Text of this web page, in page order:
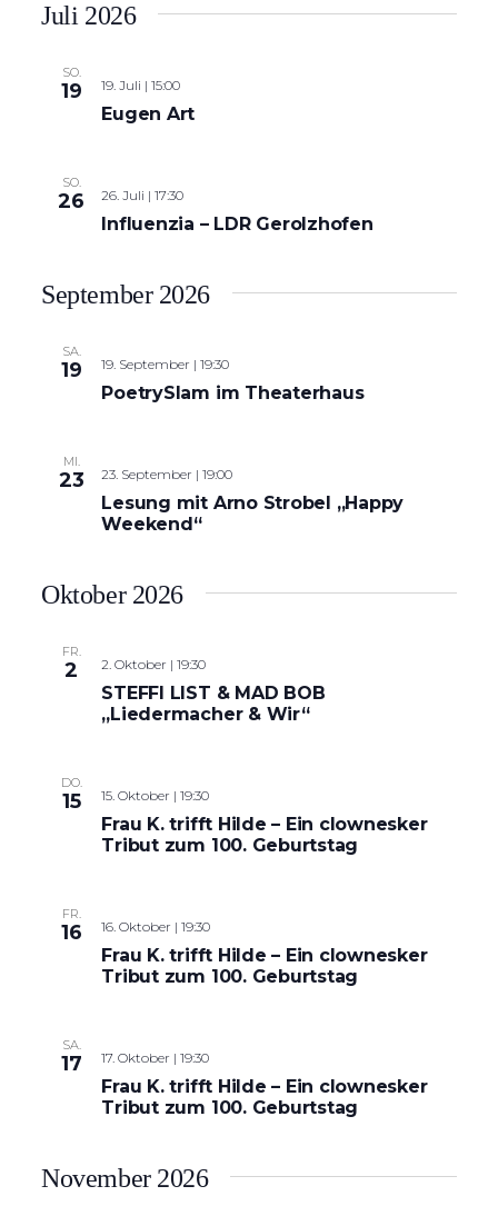
Juli 2026
SO.
19 19. Juli | 15:00
Eugen Art
SO.
26 26. Juli | 17:30
Influenzia – LDR Gerolzhofen
September 2026
SA.
19 19. September | 19:30
PoetrySlam im Theaterhaus
MI.
23 23. September | 19:00
Lesung mit Arno Strobel „Happy
Weekend“
Oktober 2026
FR.
2 2. Oktober | 19:30
STEFFI LIST & MAD BOB
„Liedermacher & Wir“
DO.
15 15. Oktober | 19:30
Frau K. trifft Hilde – Ein clownesker
Tribut zum 100. Geburtstag
FR.
16 16. Oktober | 19:30
Frau K. trifft Hilde – Ein clownesker
Tribut zum 100. Geburtstag
SA.
17 17. Oktober | 19:30
Frau K. trifft Hilde – Ein clownesker
Tribut zum 100. Geburtstag
November 2026